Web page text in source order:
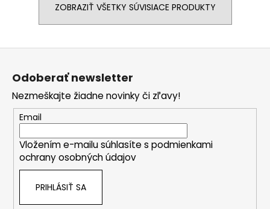
ZOBRAZIŤ VŠETKY SÚVISIACE PRODUKTY
Z
Odoberať newsletter
Nezmeškajte žiadne novinky či zľavy!
Email
Vložením e-mailu súhlasíte s podmienkami
ochrany osobných údajov
PRIHLÁSIŤ SA